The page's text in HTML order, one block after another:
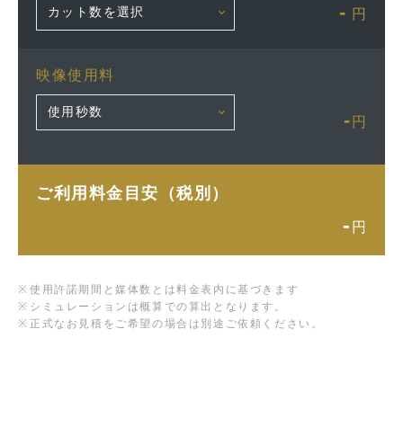
- 円
映像使用料
- 円
ご利用料金目安（税別）
- 円
※ 使用許諾期間と媒体数とは料金表内に基づきます
※ シミュレーションは概算での算出となります。
※ 正式なお見積をご希望の場合は別途ご依頼ください。